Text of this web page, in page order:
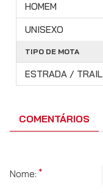
HOMEM
UNISEXO
TIPO DE MOTA
ESTRADA / TRAIL
COMENTÁRIOS
Nome: